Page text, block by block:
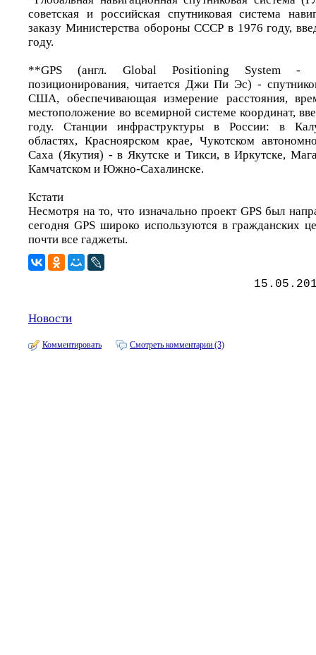
советская и российская спутниковая система
заказу Министерства обороны СССР в 1976 году,
году.
**GPS (англ. Global Positioning System -
позиционирования, читается Джи Пи Эс) -
США, обеспечивающая измерение расстояния,
местоположениe во всемирной системе координат,
году. Станции инфраструктуры в России: в
областях, Красноярском крае, Чукотском
Саха (Якутия) - в Якутске и Тикси, в Иркутске,
Камчатском и Южно-Сахалинске.
Кстати
Несмотря на то, что изначально проект GPS был
сегодня GPS широко используются в гражданских
почти все гаджеты.
Новости
Комментировать Смотреть комментарии (3)